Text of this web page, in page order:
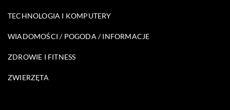
TECHNOLOGIA I KOMPUTERY
WIADOMOŚCI / POGODA / INFORMACJE
ZDROWIE I FITNESS
ZWIERZĘTA